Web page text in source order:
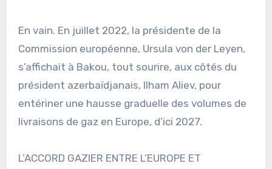
En vain. En juillet 2022, la présidente de la
Commission européenne, Ursula von der Leyen,
s’affichait à Bakou, tout sourire, aux côtés du
président azerbaïdjanais, Ilham Aliev, pour
entériner une hausse graduelle des volumes de
livraisons de gaz en Europe, d’ici 2027.
L’ACCORD GAZIER ENTRE L’EUROPE ET